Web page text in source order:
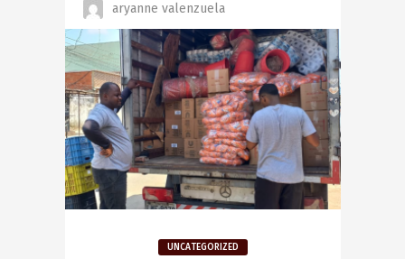
aryanne valenzuela
UNCATEGORIZED